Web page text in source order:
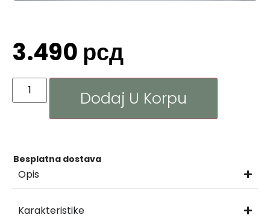
3.490 рсд
Dodaj U Korpu
Besplatna dostava
Opis
Karakteristike